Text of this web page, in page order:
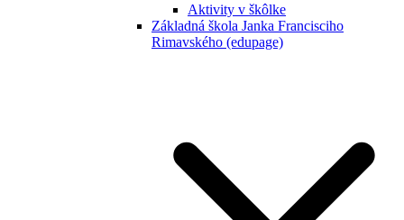
Aktivity v škôlke
Základná škola Janka Francisciho
Rimavského (edupage)